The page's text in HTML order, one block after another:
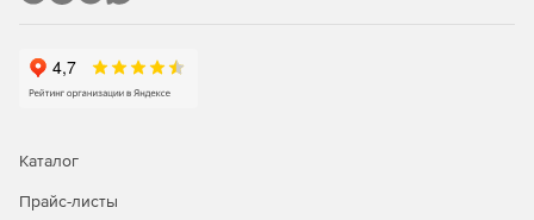
RTG Network Monitor содержит более 230 типов сенсоров
SMTP/POP3, FTP и т. п. Администратор получает
уведомление о возникающих рисках (по электронной
почте, SMS или на пейджер) до того, как конечные
полностью оптимизировать скорость отправки и
Каталог
Прайс-листы